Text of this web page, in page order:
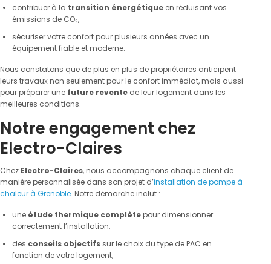
contribuer à la transition énergétique en réduisant vos
émissions de CO₂,
sécuriser votre confort pour plusieurs années avec un
équipement fiable et moderne.
Nous constatons que de plus en plus de propriétaires anticipent
leurs travaux non seulement pour le confort immédiat, mais aussi
pour préparer une future revente de leur logement dans les
meilleures conditions.
Notre engagement chez
Electro-Claires
Chez Electro-Claires, nous accompagnons chaque client de
manière personnalisée dans son projet d’installation de pompe à
chaleur à Grenoble. Notre démarche inclut :
une étude thermique complètepour dimensionner
correctement l’installation,
des conseils objectifs sur le choix du type de PAC en
fonction de votre logement,